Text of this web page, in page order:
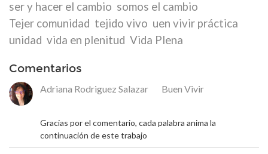
ser y hacer el cambio somos el cambio
Tejer comunidad tejido vivo uen vivir práctica
unidad vida en plenitud Vida Plena
Comentarios
Adriana Rodriguez Salazar Buen Vivir
Gracias por el comentario, cada palabra anima la
continuación de este trabajo